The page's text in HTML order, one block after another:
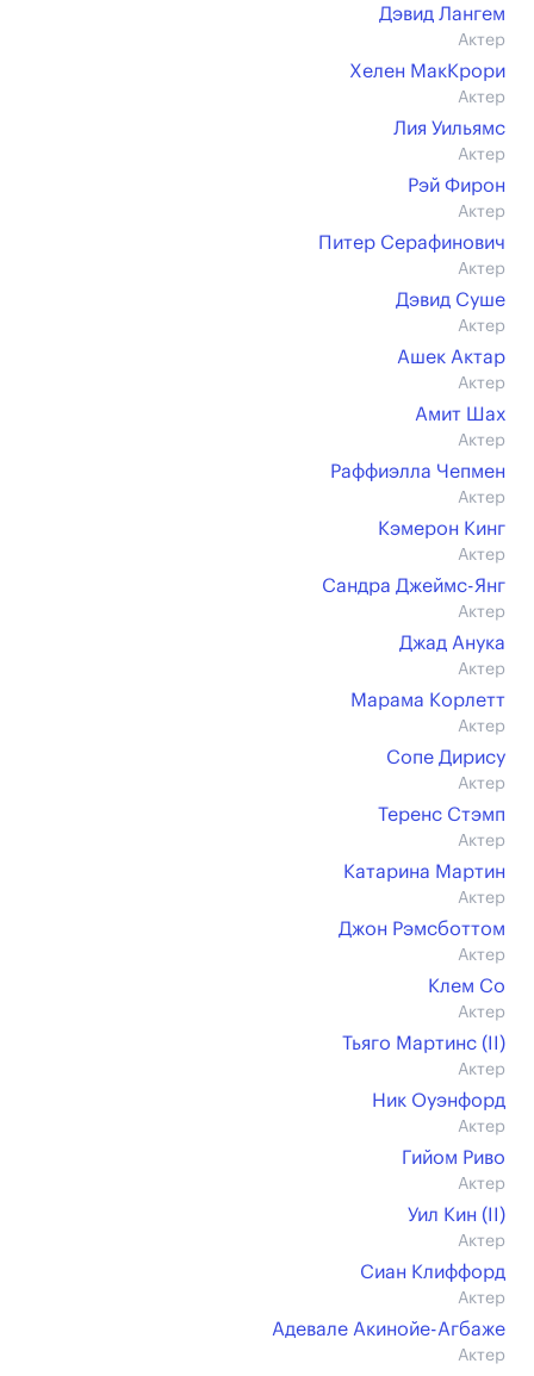
Дэвид Лангем
Актер
Хелен МакКрори
Актер
Лия Уильямс
Актер
Рэй Фирон
Актер
Питер Серафинович
Актер
Дэвид Суше
Актер
Ашек Актар
Актер
Амит Шах
Актер
Раффиэлла Чепмен
Актер
Кэмерон Кинг
Актер
Сандра Джеймс-Янг
Актер
Джад Анука
Актер
Марама Корлетт
Актер
Сопе Дирису
Актер
Теренс Стэмп
Актер
Катарина Мартин
Актер
Джон Рэмсботтом
Актер
Клем Со
Актер
Тьяго Мартинс (II)
Актер
Ник Оуэнфорд
Актер
Гийом Риво
Актер
Уил Кин (II)
Актер
Сиан Клиффорд
Актер
Адевале Акинойе-Агбаже
Актер